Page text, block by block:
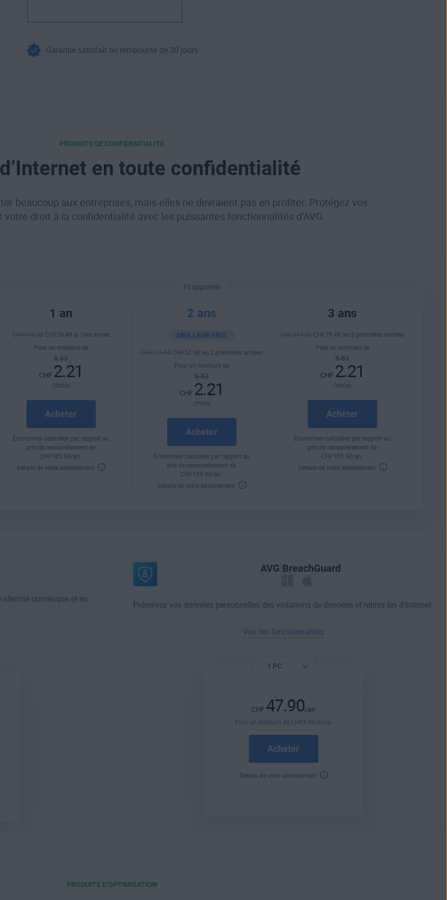
Garantie satisfait ou remboursé de 30 jours
PRODUITS DE CONFIDENTIALITÉ
en toute confidentialité
beaucoup aux entreprises, mais elles ne devraient pas en profiter. Protégez vos
droit à la confidentialité avec les puissantes fonctionnalités d’AVG.
10 appareils
1 an
CHF105.90 CHF26 .48 la 1ère année
Pour un montant de
8.83
CHF 2.21
/mois
Acheter
Économies calculées par rapport au
prix de renouvellement de
CHF105 .90/an.
Détails de votre abonnement
2 ans
MEILLEUR PRIX
CHF211.90 CHF52 .98 les 2 premières années
Pour un montant de
8.83
CHF 2.21
/mois
Acheter
Économies calculées par rapport au
prix de renouvellement de
CHF105 .90/an.
Détails de votre abonnement
3 ans
CHF317.90 CHF79 .48 les 3 premières années
Pour un montant de
8.83
CHF 2.21
/mois
Acheter
Économies calculées par rapport au
prix de renouvellement de
CHF105 .90/an.
Détails de votre abonnement
identité numérique et en
AVG BreachGuard
Préservez vos données personnelles des violations de données et retirez-les d’Internet.
Voir les fonctionnalités
CHF 47.90/an
Pour un montant de CHF3.99/mois.
Acheter
Détails de votre abonnement
PRODUITS D’OPTIMISATION